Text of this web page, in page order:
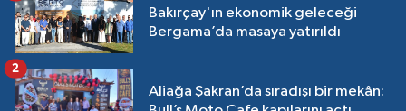
Bakırçay'ın ekonomik geleceği
Bergama’da masaya yatırıldı
Aliağa Şakran’da sıradışı bir mekân:
2